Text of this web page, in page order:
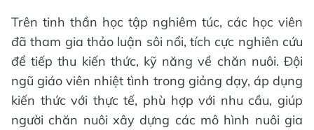
Trên tinh thần học tập nghiêm túc, các học viên
đã tham gia thảo luận sôi nổi, tích cực nghiên cứu
để tiếp thu kiến thức, kỹ năng về chăn nuôi. Đội
ngũ giáo viên nhiệt tình trong giảng dạy, áp dụng
kiến thức với thực tế, phù hợp với nhu cầu, giúp
người chăn nuôi xây dựng các mô hình nuôi gia